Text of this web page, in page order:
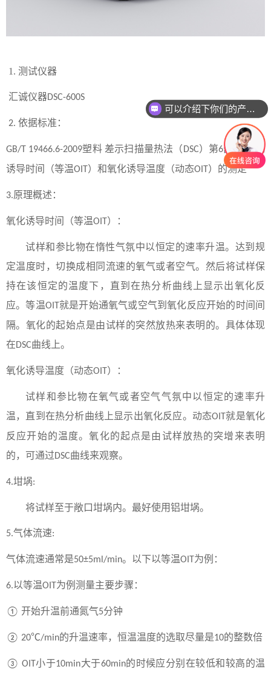
1. 测试仪器
汇诚仪器DSC-600S
2. 依据标准：
GB/T 19466.6-2009塑料 差示扫描量热法（ DSC）第6部分:氧化
诱导时间（等温OIT ）和氧化诱导温度（动态OIT ）的测定
3.原理概述：
氧化诱导时间（等温OIT ）：
试样和参比物在惰性气氛中以恒定的速率升温。达到规
定温度时，切换成相同流速的氧气或者空气。然后将试样保
持在该恒定的温度下，直到在热分析曲线上显示出氧化反
应。等温OIT 就是开始通氧气或空气到氧化反应开始的时间间
隔。氧化的起始点是由试样的突然放热来表明的。具体体现
在DSC曲线上。
氧化诱导温度（动态OIT ）：
试样和参比物在氧气或者空气气氛中以恒定的速率升
温，直到在热分析曲线上显示出氧化反应。动态OIT 就是氧化
反应开始的温度。氧化的起点是由试样放热的突增来表明
的，可通过DSC曲线来观察。
4.坩埚:
将试样至于敞口坩埚内。最好使用铝坩埚。
5.气体流速:
气体流速通常是50±5ml/min。以下以等温OIT 为例 ：
6.以等温OIT 为例测量主要步骤：
① 开始升温前通氮气5分钟
② 20℃/min的升温速率，恒温温度的选取尽量是10的整数倍
③ OIT 小于10min大于60min的时候应分别在较低和较高的温
可以介绍下你们的产品么